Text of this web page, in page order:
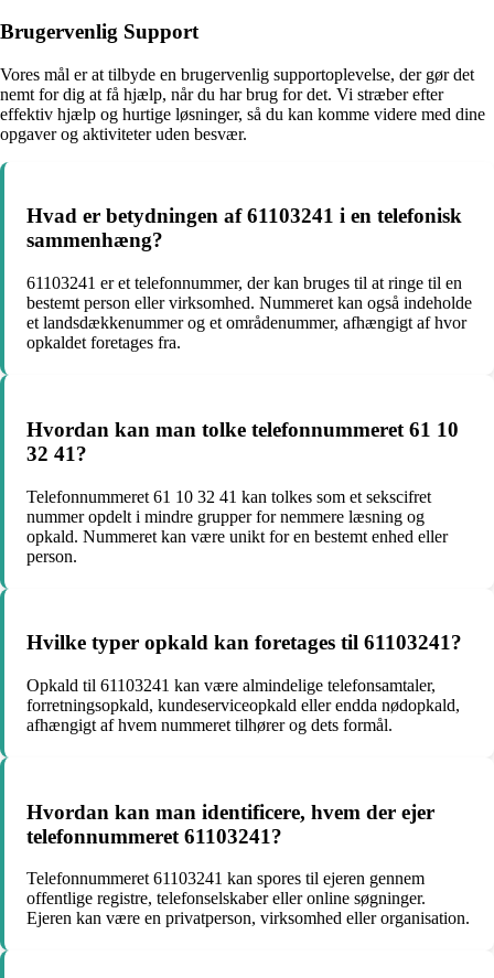
Brugervenlig Support
Vores mål er at tilbyde en brugervenlig supportoplevelse, der gør det
nemt for dig at få hjælp, når du har brug for det. Vi stræber efter
effektiv hjælp og hurtige løsninger, så du kan komme videre med dine
opgaver og aktiviteter uden besvær.
Hvad er betydningen af ​​61103241 i en telefonisk
sammenhæng?
61103241 er et telefonnummer, der kan bruges til at ringe til en
bestemt person eller virksomhed. Nummeret kan også indeholde
et landsdækkenummer og et områdenummer, afhængigt af hvor
opkaldet foretages fra.
Hvordan kan man tolke telefonnummeret 61 10
32 41?
Telefonnummeret 61 10 32 41 kan tolkes som et sekscifret
nummer opdelt i mindre grupper for nemmere læsning og
opkald. Nummeret kan være unikt for en bestemt enhed eller
person.
Hvilke typer opkald kan foretages til 61103241?
Opkald til 61103241 kan være almindelige telefonsamtaler,
forretningsopkald, kundeserviceopkald eller endda nødopkald,
afhængigt af hvem nummeret tilhører og dets formål.
Hvordan kan man identificere, hvem der ejer
telefonnummeret 61103241?
Telefonnummeret 61103241 kan spores til ejeren gennem
offentlige registre, telefonselskaber eller online søgninger.
Ejeren kan være en privatperson, virksomhed eller organisation.